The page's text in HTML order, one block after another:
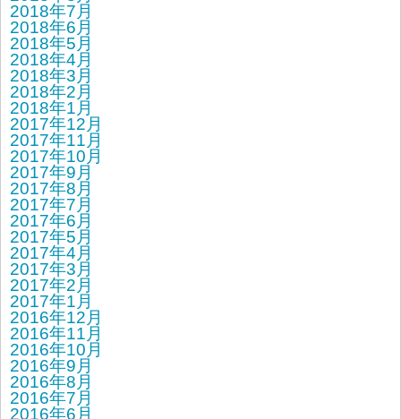
2018年7月
2018年6月
2018年5月
2018年4月
2018年3月
2018年2月
2018年1月
2017年12月
2017年11月
2017年10月
2017年9月
2017年8月
2017年7月
2017年6月
2017年5月
2017年4月
2017年3月
2017年2月
2017年1月
2016年12月
2016年11月
2016年10月
2016年9月
2016年8月
2016年7月
2016年6月